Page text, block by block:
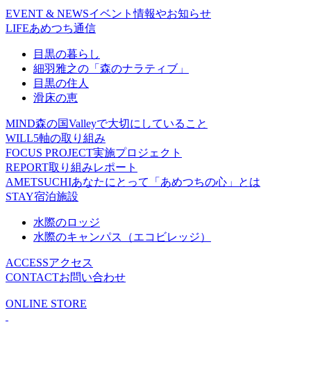
EVENT & NEWSイベント情報やお知らせ
LIFEあめつち通信
目黒の暮らし
細羽雅之の「森のナラティブ」
目黒の住人
滑床の恵
MIND森の国Valleyで大切にしていること
WILL5軸の取り組み
FOCUS PROJECT実施プロジェクト
REPORT取り組みレポート
AMETSUCHIあなたにとって「あめつちの心」とは
STAY宿泊施設
水際のロッジ
水際のキャンパス（エコビレッジ）
ACCESSアクセス
CONTACTお問い合わせ
ONLINE STORE